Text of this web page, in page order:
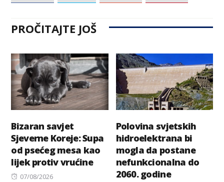
PROČITAJTE JOŠ
Bizaran savjet
Sjeverne Koreje: Supa
od psećeg mesa kao
lijek protiv vrućine
Posted
07/08/2026
Polovina svjetskih
hidroelektrana bi
mogla da postane
nefunkcionalna do
2060. godine